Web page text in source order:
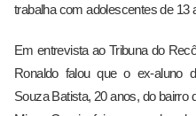
trabalha com adolescentes de 13
Em entrevista ao Tribuna do
Ronaldo falou que o ex-aluno
Souza Batista, 20 anos, do bairro